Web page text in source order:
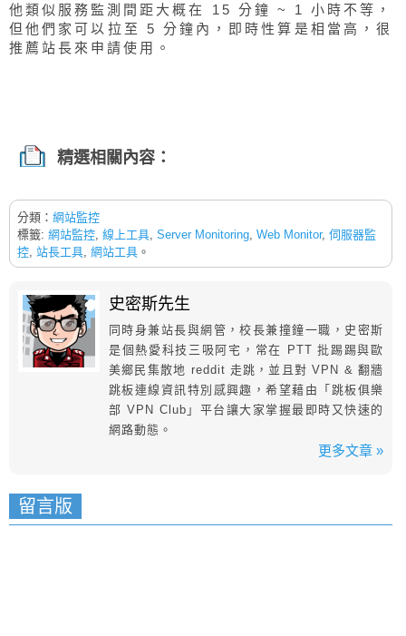
他類似服務監測間距大概在 15 分鐘 ~ 1 小時不等，
但他們家可以拉至 5 分鐘內，即時性算是相當高，很
推薦站長來申請使用。
精選相關內容：
分類： 網站監控
標籤: 網站監控, 線上工具, Server Monitoring, Web Monitor, 伺服器監
控, 站長工具, 網站工具 。
史密斯先生
同時身兼站長與網管，校長兼撞鐘一職，史密斯
是個熱愛科技三吸阿宅，常在 PTT 批踢踢與歐
美鄉民集散地 reddit 走跳，並且對 VPN & 翻牆
跳板連線資訊特別感興趣，希望藉由「跳板俱樂
部 VPN Club」平台讓大家掌握最即時又快速的
網路動態。
更多文章 »
留言版